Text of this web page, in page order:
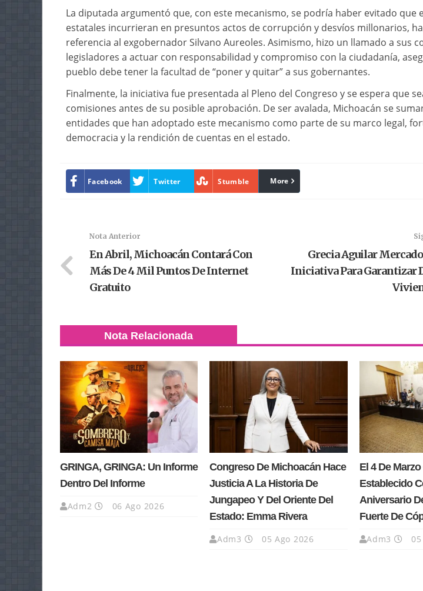
La diputada argumentó que, con este mecanismo, se podría haber evitado que
estatales incurrieran en presuntos actos de corrupción y desvíos millonarios,
referencia al exgobernador Silvano Aureoles. Asimismo, hizo un llamado a sus
legisladores a actuar con responsabilidad y compromiso con la ciudadanía,
pueblo debe tener la facultad de “poner y quitar” a sus gobernantes.
Finalmente, la iniciativa fue presentada al Pleno del Congreso y se espera que
comisiones antes de su posible aprobación. De ser avalada, Michoacán se
entidades que han adoptado este mecanismo como parte de su marco legal,
democracia y la rendición de cuentas en el estado.
Facebook Twitter Stumble linkedin
More
Nota Anterior
En Abril, Michoacán Contará Con
Más De 4 Mil Puntos De Internet
Gratuito
Grecia Aguilar
Iniciativa Para Garantizar
Nota Relacionada
GRINGA, GRINGA: Un Informe
Dentro Del Informe
Adm2 06 Ago 2026
Congreso De Michoacán Hace
Justicia A La Historia De
Jungapeo Y Del Oriente Del
Estado: Emma Rivera
Adm3 05 Ago 2026
El 4 De
Establecido
Aniversario
Fuerte De
Adm3